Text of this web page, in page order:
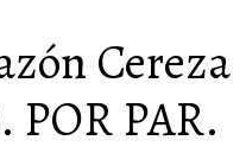
Cereza
POR PAR.